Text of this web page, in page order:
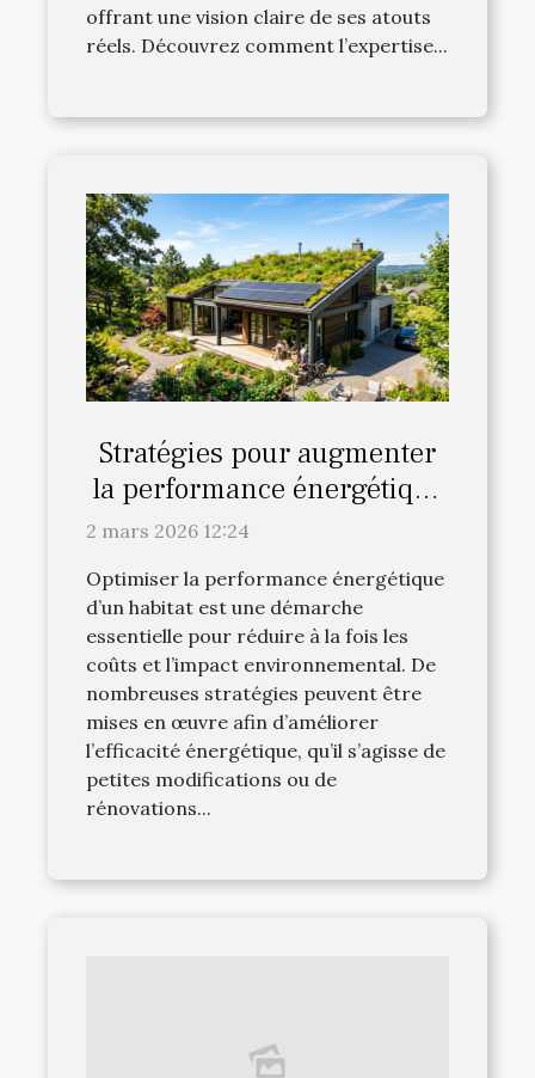
offrant une vision claire de ses atouts
réels. Découvrez comment l’expertise...
Stratégies pour augmenter
la performance énergétique
de votre habitat
2 mars 2026 12:24
Optimiser la performance énergétique
d’un habitat est une démarche
essentielle pour réduire à la fois les
coûts et l’impact environnemental. De
nombreuses stratégies peuvent être
mises en œuvre afin d’améliorer
l’efficacité énergétique, qu’il s’agisse de
petites modifications ou de
rénovations...